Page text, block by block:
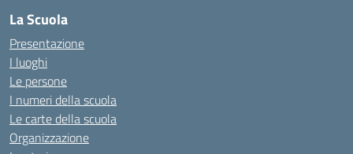
La Scuola
Presentazione
I luoghi
Le persone
I numeri della scuola
Le carte della scuola
Organizzazione